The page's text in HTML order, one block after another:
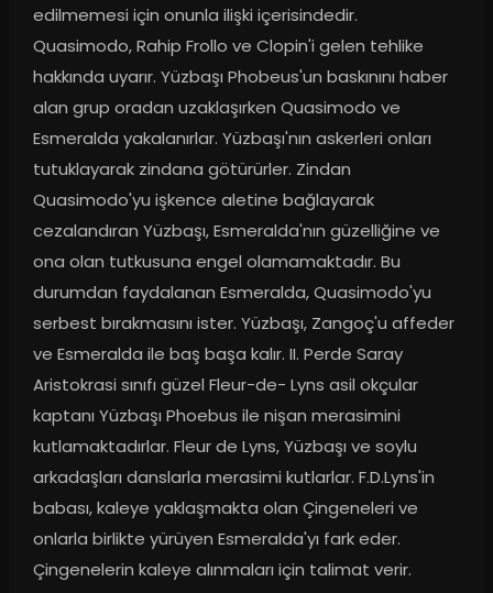
edilmemesi için onunla ilişki içerisindedir.
Quasimodo, Rahip Frollo ve Clopin'i gelen tehlike
hakkında uyarır. Yüzbaşı Phobeus'un baskınını haber
alan grup oradan uzaklaşırken Quasimodo ve
Esmeralda yakalanırlar. Yüzbaşı'nın askerleri onları
tutuklayarak zindana götürürler. Zindan
Quasimodo'yu işkence aletine bağlayarak
cezalandıran Yüzbaşı, Esmeralda'nın güzelliğine ve
ona olan tutkusuna engel olamamaktadır. Bu
durumdan faydalanan Esmeralda, Quasimodo'yu
serbest bırakmasını ister. Yüzbaşı, Zangoç'u affeder
ve Esmeralda ile baş başa kalır. II. Perde Saray
Aristokrasi sınıfı güzel Fleur-de- Lyns asil okçular
kaptanı Yüzbaşı Phoebus ile nişan merasimini
kutlamaktadırlar. Fleur de Lyns, Yüzbaşı ve soylu
arkadaşları danslarla merasimi kutlarlar. F.D.Lyns'in
babası, kaleye yaklaşmakta olan Çingeneleri ve
onlarla birlikte yürüyen Esmeralda'yı fark eder.
Çingenelerin kaleye alınmaları için talimat verir.